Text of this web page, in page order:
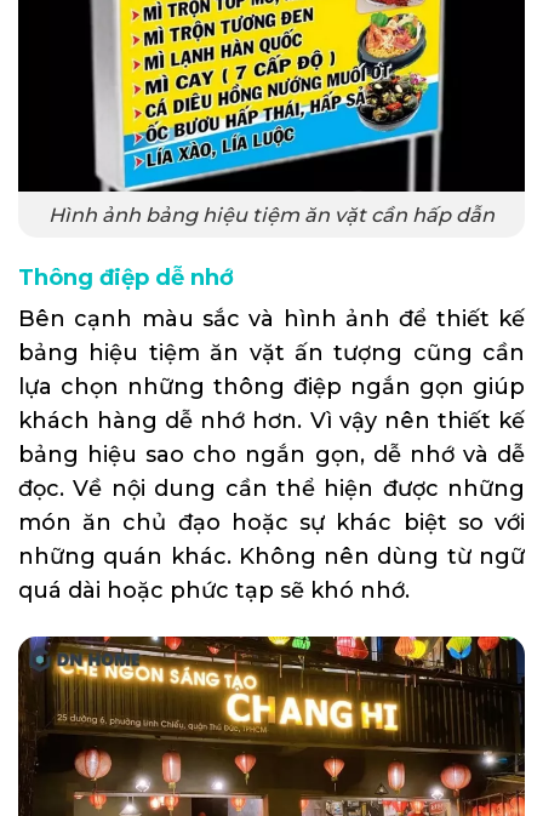
Hình ảnh bảng hiệu tiệm ăn vặt cần hấp dẫn
Thông điệp dễ nhớ
Bên cạnh màu sắc và hình ảnh để thiết kế
bảng hiệu tiệm ăn vặt ấn tượng cũng cần
lựa chọn những thông điệp ngắn gọn giúp
khách hàng dễ nhớ hơn. Vì vậy nên thiết kế
bảng hiệu sao cho ngắn gọn, dễ nhớ và dễ
đọc. Về nội dung cần thể hiện được những
món ăn chủ đạo hoặc sự khác biệt so với
những quán khác. Không nên dùng từ ngữ
quá dài hoặc phức tạp sẽ khó nhớ.